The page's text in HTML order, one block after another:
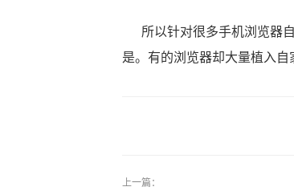
所以针对很多手机浏览器自
是。有的浏览器却大量植入自
上一篇：